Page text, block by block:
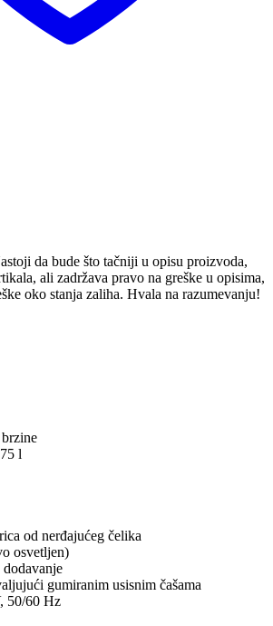
da bude što tačniji u opisu proizvoda,
ali zadržava pravo na greške u opisima,
oko stanja zaliha. Hvala na razumevanju!
l
od nerđajućeg čelika
osvetljen)
dodavanje
gumiranim usisnim čašama
50/60 Hz